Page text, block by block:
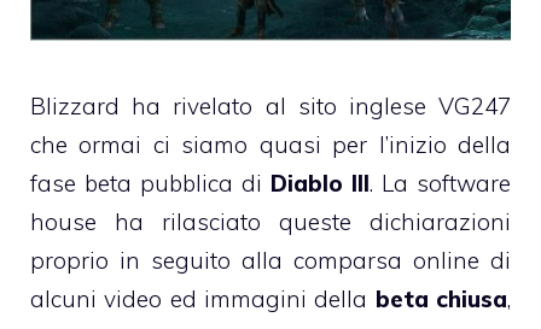
Blizzard ha rivelato al sito inglese VG247
che ormai ci siamo quasi per l’inizio della
fase beta pubblica di Diablo III. La software
house ha rilasciato queste dichiarazioni
proprio in seguito alla comparsa online di
alcuni video ed immagini della beta chiusa,